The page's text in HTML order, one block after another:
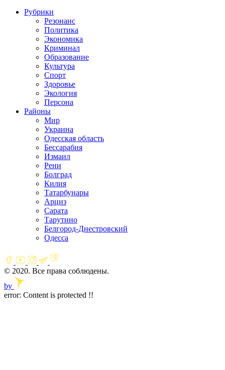
Рубрики
Резонанс
Политика
Экономика
Криминал
Образование
Культура
Спорт
Здоровье
Экология
Персона
Районы
Мир
Украина
Одесская область
Бессарабия
Измаил
Рени
Болград
Килия
Татарбунары
Арциз
Сарата
Тарутино
Белгород-Днестровский
Одесса
© 2020. Все права соблюдены.
by
error: Content is protected !!